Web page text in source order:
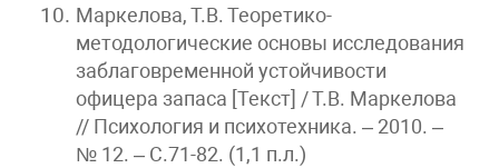
Маркелова, Т.В. Теоретико-
методологические основы исследования
заблаговременной устойчивости
офицера запаса [Текст] / Т.В. Маркелова
// Психология и психотехника. – 2010. –
№ 12. – С.71-82. (1,1 п.л.)